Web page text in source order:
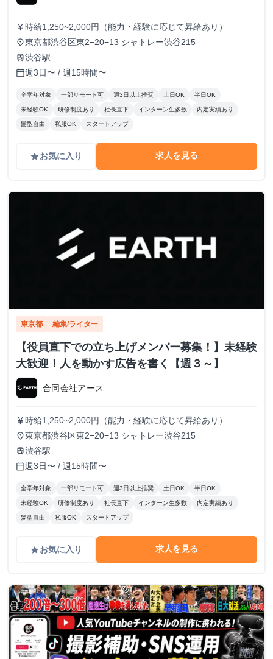
currency_yen 時給1,250~2,000円（能力・経験に応じて昇給あり）
place東京都渋谷区東2−20−13 シャトレー渋谷215
train渋谷駅
calendar_today週3日〜 / 週15時間〜
全学年対象 一部リモート可 週3日以上推奨 土日OK 半日OK
未経験OK 研修制度あり 社長直下 インターン生多数 内定実績あり
髪型自由 私服OK スタートアップ
gradeお気に入り 求人を見る
東京都 編集/ライター
【役員直下での立ち上げメンバー募集！】未経験
大歓迎！人を動かす広告を書く【週３～】
合同会社アース
currency_yen 時給1,250~2,000円（能力・経験に応じて昇給あり）
place東京都渋谷区東2−20−13 シャトレー渋谷215
train渋谷駅
calendar_today週3日〜 / 週15時間〜
全学年対象 一部リモート可 週3日以上推奨 土日OK 半日OK
未経験OK 研修制度あり 社長直下 インターン生多数 内定実績あり
髪型自由 私服OK スタートアップ
gradeお気に入り 求人を見る